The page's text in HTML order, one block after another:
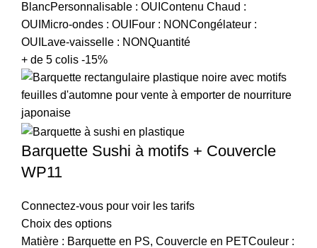
BlancPersonnalisable : OUIContenu Chaud :
OUIMicro-ondes : OUIFour : NONCongélateur :
OUILave-vaisselle : NONQuantité
+ de 5 colis -15%
Barquette Sushi à motifs + Couvercle
WP11
Connectez-vous pour voir les tarifs
Choix des options
Matière : Barquette en PS, Couvercle en PETCouleur :